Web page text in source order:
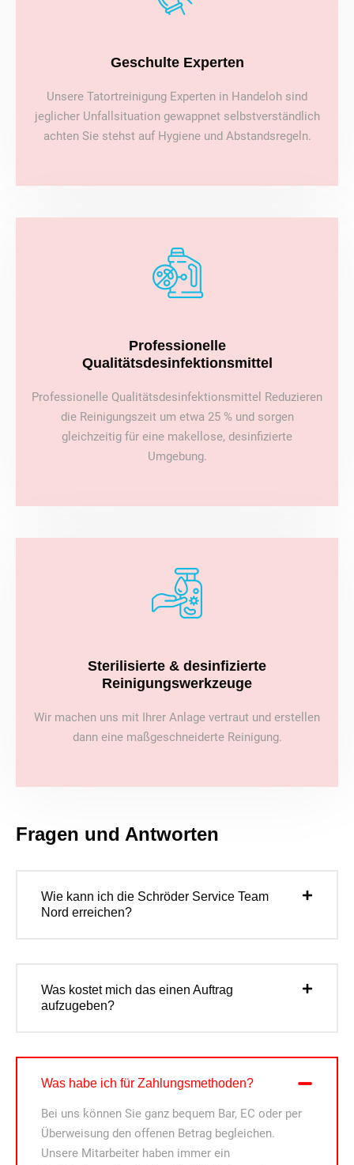
Geschulte Experten
Unsere Tatortreinigung Experten in Handeloh sind
jeglicher Unfallsituation gewappnet selbstverständlich
achten Sie stehst auf Hygiene und Abstandsregeln.
Professionelle
Qualitätsdesinfektionsmittel
Professionelle Qualitätsdesinfektionsmittel Reduzieren
die Reinigungszeit um etwa 25 % und sorgen
gleichzeitig für eine makellose, desinfizierte
Umgebung.
Sterilisierte & desinfizierte
Reinigungswerkzeuge
Wir machen uns mit Ihrer Anlage vertraut und erstellen
dann eine maßgeschneiderte Reinigung.
Fragen und Antworten
Wie kann ich die Schröder Service Team
Nord erreichen?
Was kostet mich das einen Auftrag
aufzugeben?
Was habe ich für Zahlungsmethoden?
Bei uns können Sie ganz bequem Bar, EC oder per
Überweisung den offenen Betrag begleichen.
Unsere Mitarbeiter haben immer ein